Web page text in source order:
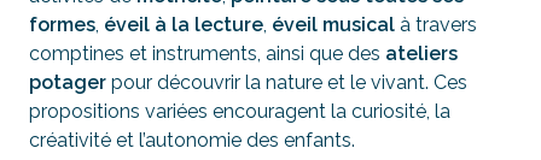
formes, éveil à la lecture, éveil musical à travers
comptines et instruments, ainsi que des ateliers
potager pour découvrir la nature et le vivant. Ces
propositions variées encouragent la curiosité, la
créativité et l’autonomie des enfants.